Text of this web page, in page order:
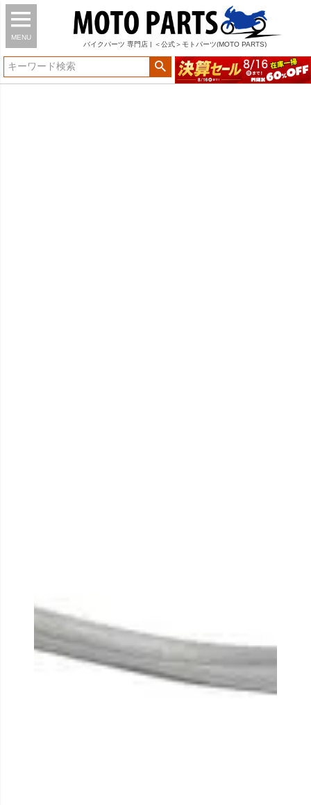
MENU
バイク パーツ 専門店 | ＜公式＞モトパーツ(MOTO PARTS)